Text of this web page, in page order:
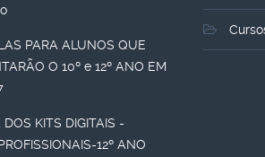
PARA ALUNOS QUE
O 10º e 12º ANO EM
DOS KITS DIGITAIS -
12º ANO